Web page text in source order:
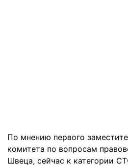
По мнению первого
комитета по вопросам
Швеца, сейчас к категории